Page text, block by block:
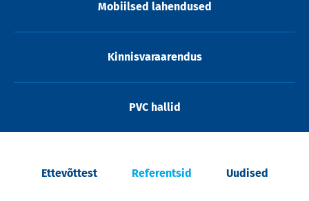
Mobiilsed lahendused
Kinnisvaraarendus
PVC hallid
Ettevõttest Referentsid Uudised